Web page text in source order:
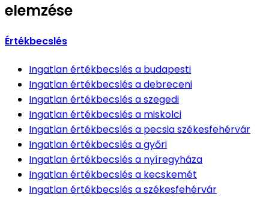
elemzése
Értékbecslés
Ingatlan értékbecslésa budapesti
Ingatlan értékbecslésa debreceni
Ingatlan értékbecslésa szegedi
Ingatlan értékbecslésa miskolci
Ingatlan értékbecslésa pecsia székesfehérvár
Ingatlan értékbecslésa győri
Ingatlan értékbecslésa nyíregyháza
Ingatlan értékbecslésa kecskemét
Ingatlan értékbecslésa székesfehérvár